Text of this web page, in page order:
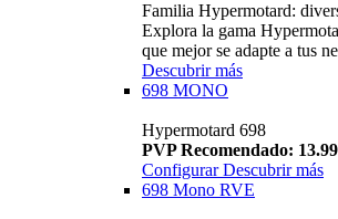
Familia Hypermotard:
Explora la gama
que mejor se adapte a tus
Descubrir más
698 MONO
Hypermotard 698
PVP Recomendado:
ConfigurarDescubrir más
698 Mono RVE